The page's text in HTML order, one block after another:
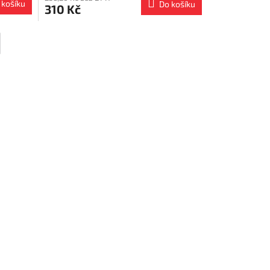
košíku 310 Kč Do košíku